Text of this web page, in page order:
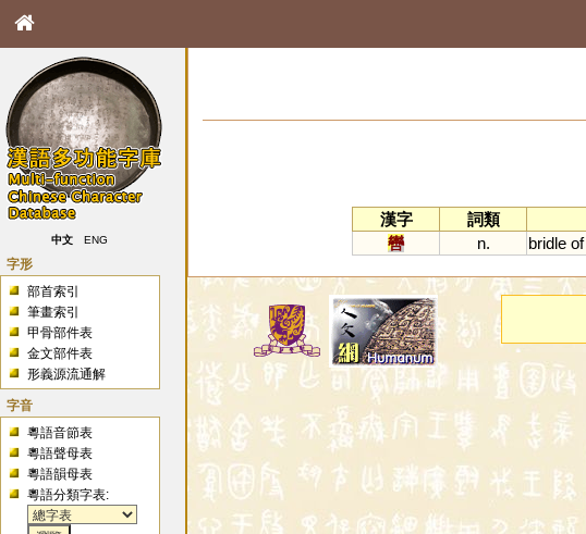
中文 ENG
字形
部首索引
筆畫索引
甲骨部件表
金文部件表
形義源流通解
字音
粵語音節表
粵語聲母表
粵語韻母表
粵語分類字表:
漢字
詞類
轡
n. bridle of